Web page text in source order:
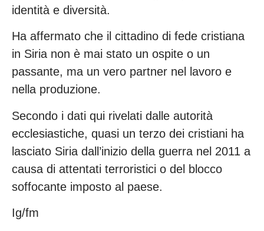
identità e diversità.
Ha affermato che il cittadino di fede cristiana
in Siria non è mai stato un ospite o un
passante, ma un vero partner nel lavoro e
nella produzione.
Secondo i dati qui rivelati dalle autorità
ecclesiastiche, quasi un terzo dei cristiani ha
lasciato Siria dall’inizio della guerra nel 2011 a
causa di attentati terroristici o del blocco
soffocante imposto al paese.
Ig/fm